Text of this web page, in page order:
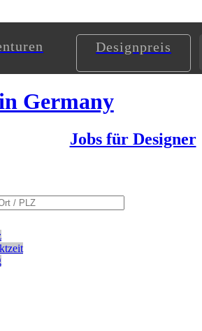
Designpreis
Germany
Jobs für Designer